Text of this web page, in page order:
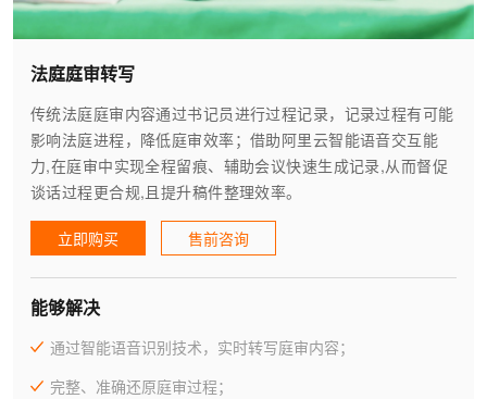
法庭庭审转写
传统法庭庭审内容通过书记员进行过程记录，记录过程有可能
影响法庭进程，降低庭审效率；借助阿里云智能语音交互能
力,在庭审中实现全程留痕、辅助会议快速生成记录,从而督促
谈话过程更合规,且提升稿件整理效率。
立即购买 售前咨询
能够解决
通过智能语音识别技术，实时转写庭审内容；
完整、准确还原庭审过程；